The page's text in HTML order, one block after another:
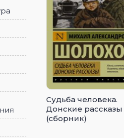
Судьба человека.
Донские рассказы
(сборник)